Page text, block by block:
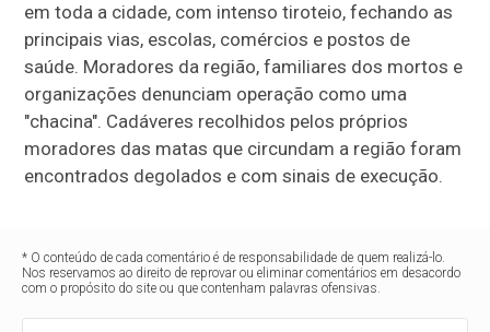
em toda a cidade, com intenso tiroteio, fechando as
principais vias, escolas, comércios e postos de
saúde. Moradores da região, familiares dos mortos e
organizações denunciam operação como uma
"chacina". Cadáveres recolhidos pelos próprios
moradores das matas que circundam a região foram
encontrados degolados e com sinais de execução.
* O conteúdo de cada comentário é de responsabilidade de quem realizá-lo.
Nos reservamos ao direito de reprovar ou eliminar comentários em desacordo
com o propósito do site ou que contenham palavras ofensivas.